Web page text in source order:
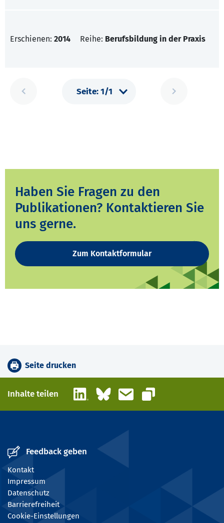
Erschienen: 2014 Reihe: Berufsbildung in der Praxis
Haben Sie Fragen zu den
Publikationen? Kontaktieren Sie
uns gerne.
Zum Kontaktformular
Seite drucken
Inhalte teilen LinkedInBlueskyE-Mail
Link kopieren
Feedback geben
Kontakt
Impressum
Datenschutz
Barrierefreiheit
Cookie-Einstellungen